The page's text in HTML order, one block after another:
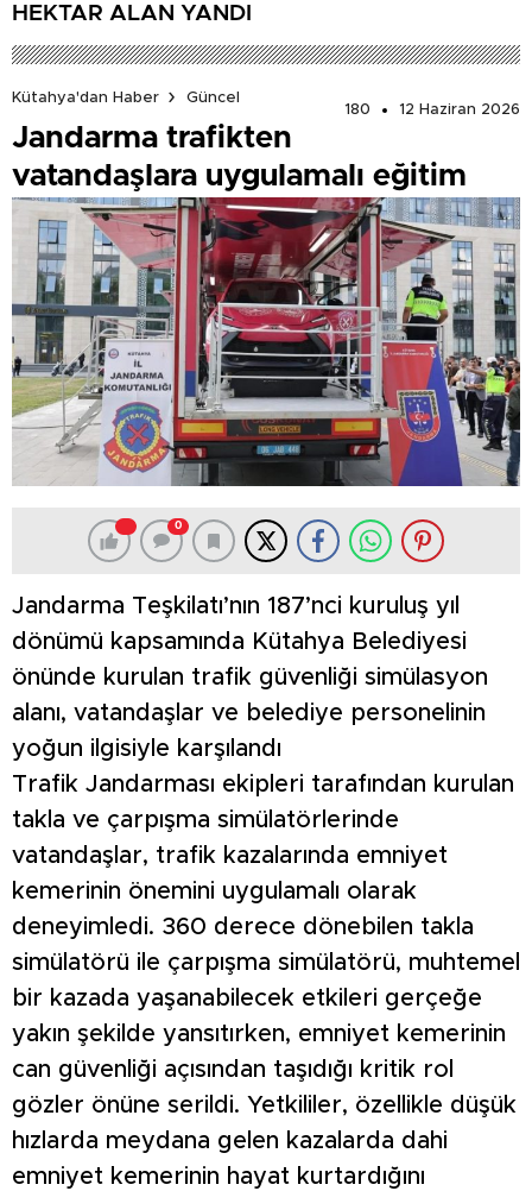
HEKTAR ALAN YANDI
Kütahya'dan Haber
Güncel
180
12 Haziran 2026
Jandarma trafikten
vatandaşlara uygulamalı eğitim
0
Jandarma Teşkilatı’nın 187’nci kuruluş yıl
dönümü kapsamında Kütahya Belediyesi
önünde kurulan trafik güvenliği simülasyon
alanı, vatandaşlar ve belediye personelinin
yoğun ilgisiyle karşılandı
Trafik Jandarması ekipleri tarafından kurulan
takla ve çarpışma simülatörlerinde
vatandaşlar, trafik kazalarında emniyet
kemerinin önemini uygulamalı olarak
deneyimledi. 360 derece dönebilen takla
simülatörü ile çarpışma simülatörü, muhtemel
bir kazada yaşanabilecek etkileri gerçeğe
yakın şekilde yansıtırken, emniyet kemerinin
can güvenliği açısından taşıdığı kritik rol
gözler önüne serildi. Yetkililer, özellikle düşük
hızlarda meydana gelen kazalarda dahi
emniyet kemerinin hayat kurtardığını